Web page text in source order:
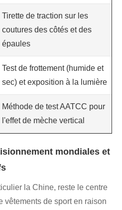
Tirette de traction sur les
coutures des côtés et des
épaules
Test de frottement (humide et
sec) et exposition à la lumière
Méthode de test AATCC pour
l'effet de mèche vertical
mondiales et
la Chine, reste le centre
vêtements de sport en raison